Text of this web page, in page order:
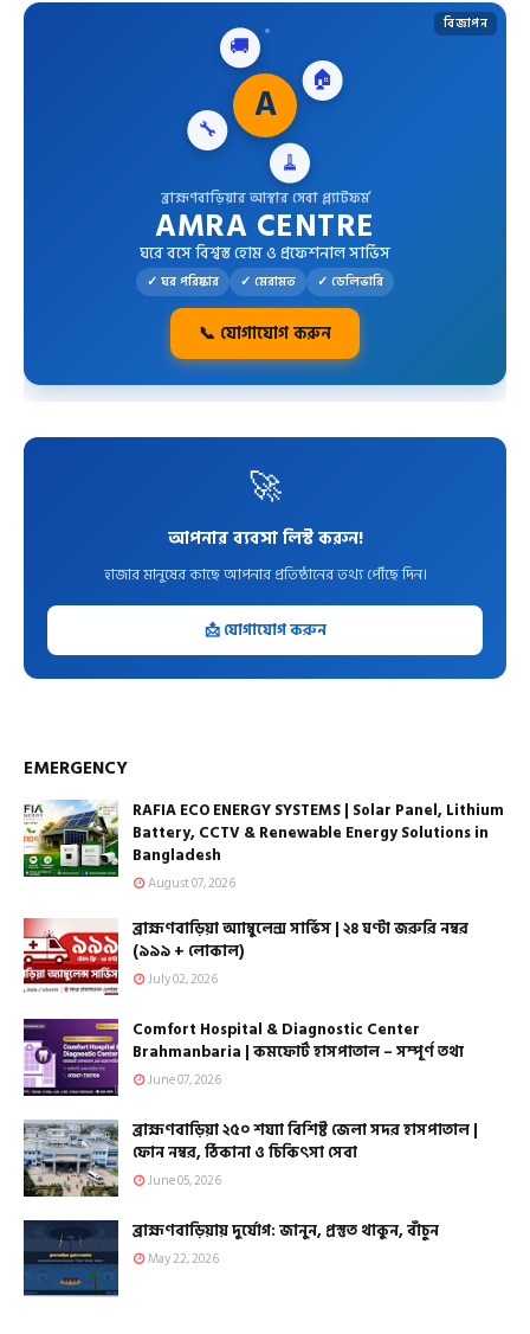
বিজ্ঞাপন
🏠
🧹
🚚
A
ব্রাহ্মণবাড়িয়ার আস্থার সেবা প্ল্যাটফর্ম
AMRA CENTRE
ঘরে বসে বিশ্বস্ত হোম ও প্রফেশনাল সার্ভিস
✓ ঘর পরিষ্কার ✓ মেরামত ✓ ডেলিভারি
📞 যোগাযোগ করুন
🚀
আপনার ব্যবসা লিস্ট করুন!
হাজার মানুষের কাছে আপনার প্রতিষ্ঠানের তথ্য পৌঁছে দিন।
📩 যোগাযোগ করুন
EMERGENCY
RAFIA ECO ENERGY SYSTEMS | Solar Panel, Lithium
Battery, CCTV & Renewable Energy Solutions in
Bangladesh
August 07, 2026
ব্রাহ্মণবাড়িয়া অ্যাম্বুলেন্স সার্ভিস | ২৪ ঘণ্টা জরুরি নম্বর
(৯৯৯ + লোকাল)
July 02, 2026
Comfort Hospital & Diagnostic Center
Brahmanbaria | কমফোর্ট হাসপাতাল – সম্পূর্ণ তথ্য
June 07, 2026
ব্রাহ্মণবাড়িয়া ২৫০ শয্যা বিশিষ্ট জেলা সদর হাসপাতাল |
ফোন নম্বর, ঠিকানা ও চিকিৎসা সেবা
June 05, 2026
ব্রাহ্মণবাড়িয়ায় দুর্যোগ: জানুন, প্রস্তুত থাকুন, বাঁচুন
May 22, 2026